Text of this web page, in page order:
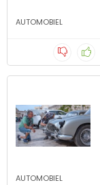
AUTOMOBIEL
AUTOMOBIEL